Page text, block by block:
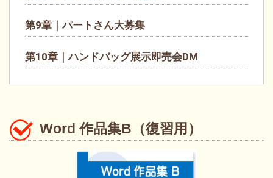
第9章｜パートさん大募集
第10章｜ハンドバッグ展示即売会DM
Word 作品集B（復習用）